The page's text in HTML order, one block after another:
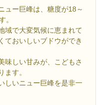
ュー巨峰は、糖度が18～
。
域で大変気候に恵まれて
ておいしいブドウができ
味しい甘みが、こどもさ
ます。
しいニュー巨峰を是非一